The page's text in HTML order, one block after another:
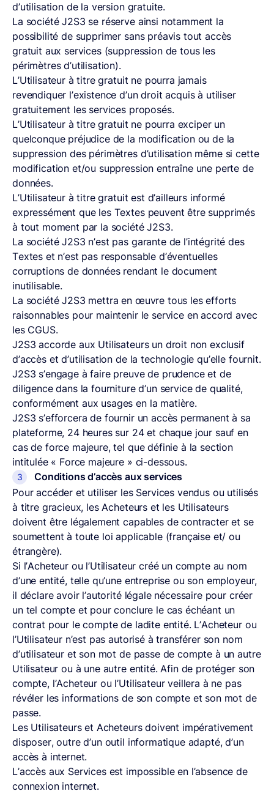
d’utilisation de la version gratuite.
La société J2S3 se réserve ainsi notamment la
possibilité de supprimer sans préavis tout accès
gratuit aux services (suppression de tous les
périmètres d’utilisation).
L’Utilisateur à titre gratuit ne pourra jamais
revendiquer l’existence d’un droit acquis à utiliser
gratuitement les services proposés.
L’Utilisateur à titre gratuit ne pourra exciper un
quelconque préjudice de la modification ou de la
suppression des périmètres d’utilisation même si cette
modification et/ou suppression entraîne une perte de
données.
L’Utilisateur à titre gratuit est d’ailleurs informé
expressément que les Textes peuvent être supprimés
à tout moment par la société J2S3.
La société J2S3 n’est pas garante de l’intégrité des
Textes et n’est pas responsable d’éventuelles
corruptions de données rendant le document
inutilisable.
La société J2S3 mettra en œuvre tous les efforts
raisonnables pour maintenir le service en accord avec
les CGUS.
J2S3 accorde aux Utilisateurs un droit non exclusif
d’accès et d’utilisation de la technologie qu’elle fournit.
J2S3 s’engage à faire preuve de prudence et de
diligence dans la fourniture d’un service de qualité,
conformément aux usages en la matière.
J2S3 s’efforcera de fournir un accès permanent à sa
plateforme, 24 heures sur 24 et chaque jour sauf en
cas de force majeure, tel que définie à la section
intitulée « Force majeure » ci-dessous.
Conditions d’accès aux services
Pour accéder et utiliser les Services vendus ou utilisés
à titre gracieux, les Acheteurs et les Utilisateurs
doivent être légalement capables de contracter et se
soumettent à toute loi applicable (française et/ ou
étrangère).
Si l’Acheteur ou l’Utilisateur créé un compte au nom
d’une entité, telle qu’une entreprise ou son employeur,
il déclare avoir l’autorité légale nécessaire pour créer
un tel compte et pour conclure le cas échéant un
contrat pour le compte de ladite entité. L’Acheteur ou
l’Utilisateur n’est pas autorisé à transférer son nom
d’utilisateur et son mot de passe de compte à un autre
Utilisateur ou à une autre entité. Afin de protéger son
compte, l’Acheteur ou l’Utilisateur veillera à ne pas
révéler les informations de son compte et son mot de
passe.
Les Utilisateurs et Acheteurs doivent impérativement
disposer, outre d’un outil informatique adapté, d’un
accès à internet.
L’accès aux Services est impossible en l’absence de
connexion internet.